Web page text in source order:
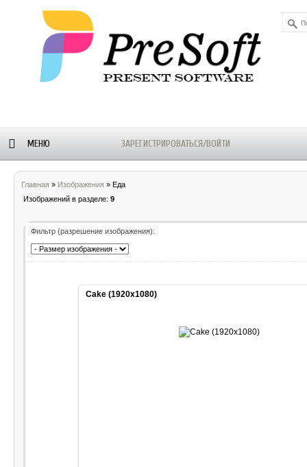
МЕНЮ ЗАРЕГИСТРИРОВАТЬСЯ/ВОЙТИ
НОВОСТИ
Главная » Изображения » Еда
Изображений в разделе: 9
Фильтр (разрешение изображения):
Cake (1920x1080)